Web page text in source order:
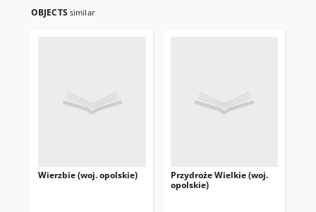
OBJECTS similar
Wierzbie (woj. opolskie)
Przydroże Wielkie (woj.
opolskie)